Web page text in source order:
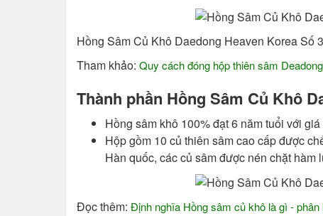
Hồng Sâm Củ Khô Daedong Heaven Korea Số
Tham khảo: Quy cách đóng hộp thiên sâm Deadong
Thành phần Hồng Sâm Củ Khô
Hồng sâm khô 100% đạt 6 năm tuổi với
Hộp gồm 10 củ thiên sâm cao cấp được
Hàn quốc, các củ sâm được nén chặt
Đọc thêm: Định nghĩa Hồng sâm củ khô là gì -